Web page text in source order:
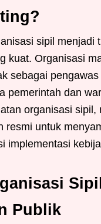
sipil menjadi
kuat. Organisasi
sebagai
pemerintah dan
organisasi sipil,
resmi untuk
implementasi
Publik